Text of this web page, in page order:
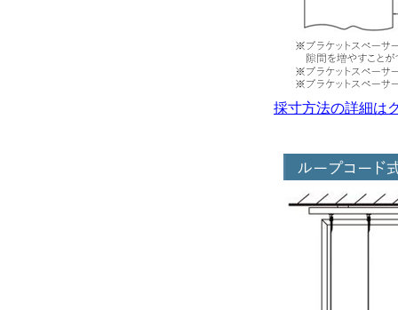
採寸方法の詳細は